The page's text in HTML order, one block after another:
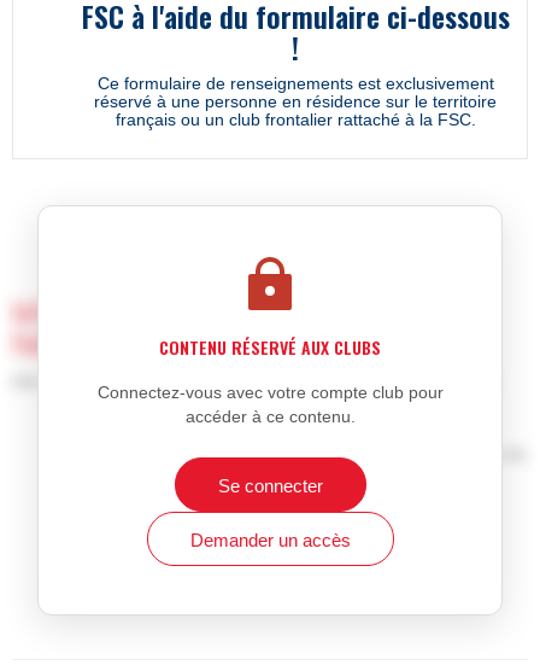
FSC à l'aide du formulaire ci-dessous
!
Ce formulaire de renseignements est exclusivement
réservé à une personne en résidence sur le territoire
français ou un club frontalier rattaché à la FSC.
Informations exclusives réservées aux club
fédéraux
Information réservée aux membres inscrits
Achat de licences ou d'affiliation à la Fédération de Sports de
Combat française
Affiliation et réaffiliation
CONTENU RÉSERVÉ AUX CLUBS
Connectez-vous avec votre compte club pour
accéder à ce contenu.
Se connecter
Demander un accès